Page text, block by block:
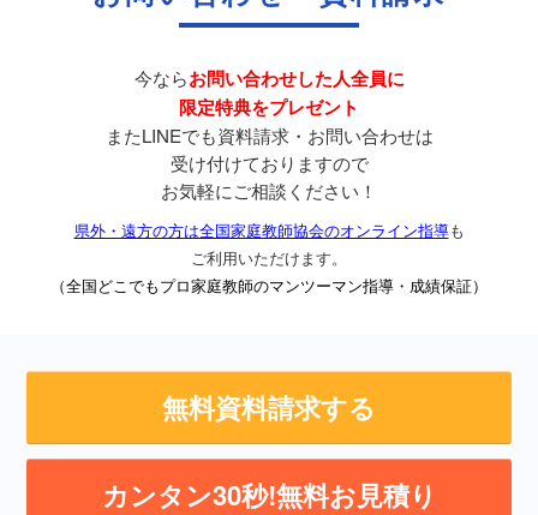
今ならお問い合わせした人全員に
限定特典をプレゼント
またLINEでも資料請求・お問い合わせは
受け付けておりますので
お気軽にご相談ください！
県外・遠方の方は全国家庭教師協会のオンライン指導も
ご利用いただけます。
（全国どこでもプロ家庭教師のマンツーマン指導・成績保証）
無料資料請求する
カンタン30秒!無料お見積り